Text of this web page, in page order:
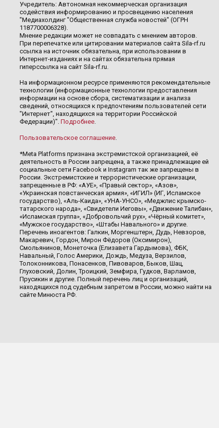
Учредитель: Автономная некоммерческая организация
содействия информированию и просвещению населения
"Медиахолдинг "Общественная служба новостей" (ОГРН
1187700006328).
Мнение редакции может не совпадать с мнением авторов.
При перепечатке или цитировании материалов сайта Sila-rf.ru
ссылка на источник обязательна, при использовании в
Интернет-изданиях и на сайтах обязательна прямая
гиперссылка на сайт Sila-rf.ru.
На информационном ресурсе применяются рекомендательные
технологии (информационные технологии предоставления
информации на основе сбора, систематизации и анализа
сведений, относящихся к предпочтениям пользователей сети
"Интернет", находящихся на территории Российской
Федерации)". Подробнее.
Пользовательское соглашение.
*Meta Platforms признана экстремистской организацией, её
деятельность в России запрещена, а также принадлежащие ей
социальные сети Facebook и Instagram так же запрещены в
России. Экстремистские и террористические организации,
запрещенные в РФ: «АУЕ», «Правый сектор», «Азов»,
«Украинская повстанческая армия», «ИГИЛ» (ИГ, Исламское
государство), «Аль-Каида», «УНА-УНСО», «Меджлис крымско-
татарского народа», «Свидетели Иеговы», «Движение Талибан»,
«Исламская группа», «Добровольчий рух», «Чёрный комитет»,
«Мужское государство», «Штабы Навального» и другие.
Перечень иноагентов: Галкин, Моргенштерн, Дудь, Невзоров,
Макаревич, Гордон, Мирон Фёдоров (Оксимирон),
Смольянинов, Монеточка (Елизавета Гардымова), ФБК,
Навальный, Голос Америки, Дождь, Медуза, Верзилов,
Толоконникова, Понасенков, Пивоваров, Быков, Шац,
Глуховский, Долин, Троицкий, Земфира, Гудков, Варламов,
Прусикин и другие. Полный перечень лиц и организаций,
находящихся под судебным запретом в России, можно найти на
сайте Минюста РФ.